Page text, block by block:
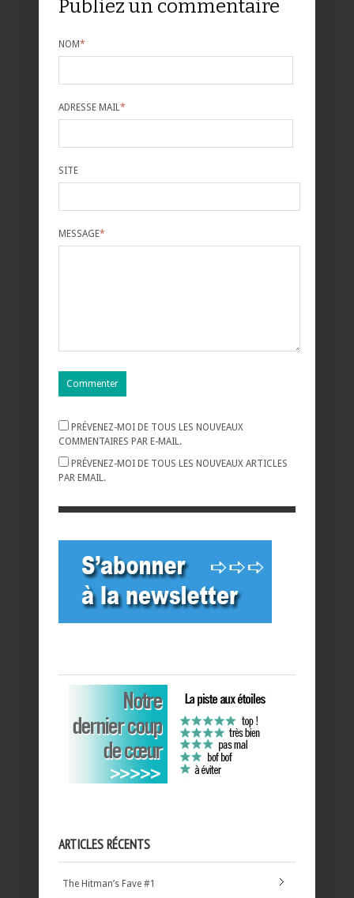
Publiez un commentaire
NOM*
ADRESSE MAIL*
SITE
MESSAGE*
PRÉVENEZ-MOI DE TOUS LES NOUVEAUX
COMMENTAIRES PAR E-MAIL.
PRÉVENEZ-MOI DE TOUS LES NOUVEAUX ARTICLES
PAR EMAIL.
ARTICLES RÉCENTS
The Hitman’s Fave #1